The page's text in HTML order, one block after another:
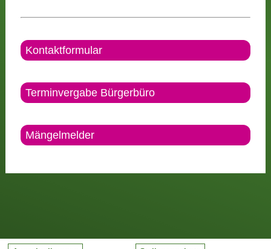
Kontaktformular
Terminvergabe Bürgerbüro
Mängelmelder